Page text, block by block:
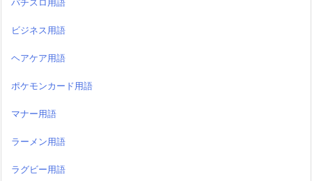
パチスロ用語
ビジネス用語
ヘアケア用語
ポケモンカード用語
マナー用語
ラーメン用語
ラグビー用語